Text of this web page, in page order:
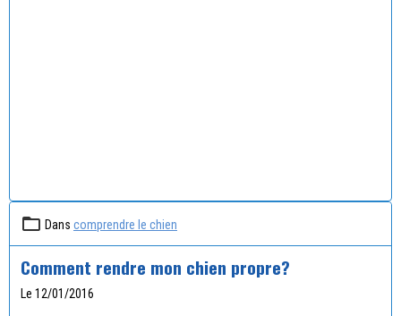
Dans comprendre le chien
Comment rendre mon chien propre?
Le 12/01/2016